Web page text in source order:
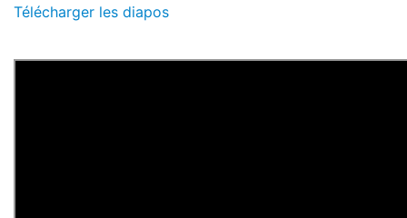
Télécharger les diapos